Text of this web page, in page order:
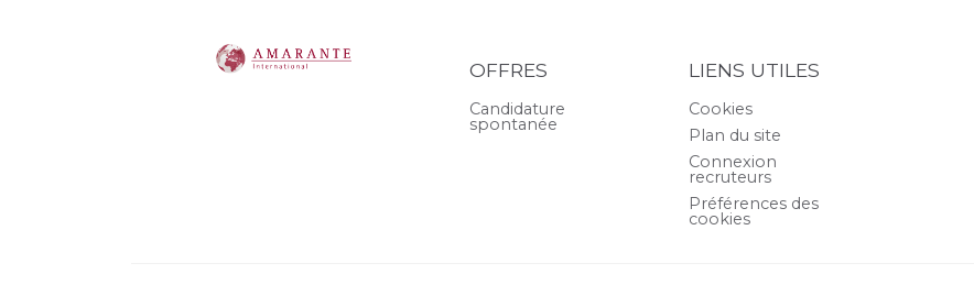
OFFRES
Candidature
spontanée
LIENS UTILES
Cookies
Plan du site
Connexion
recruteurs
Préférences des
cookies